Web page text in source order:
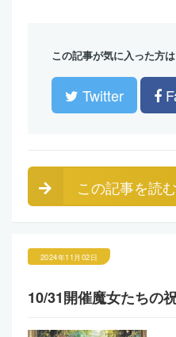
この記事が気に入った方は
Twitter
この記事を読む
2024年11月02日
10/31開催魔女たちの